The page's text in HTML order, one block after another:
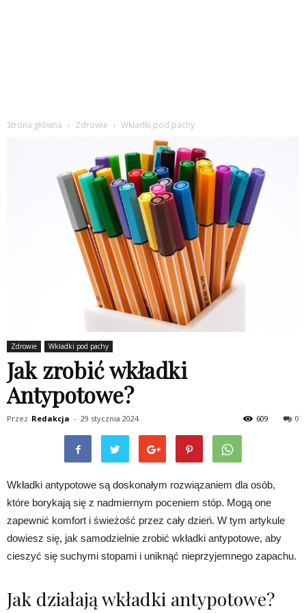
Strona główna Zdrowie Wkładki pod pachy
Zdrowie Wkładki pod pachy
Jak zrobić wkładki
Antypotowe?
Przez Redakcja - 29 stycznia 2024 0
609
Wkładki antypotowe są doskonałym rozwiązaniem dla osób,
które borykają się z nadmiernym poceniem stóp. Mogą one
zapewnić komfort i świeżość przez cały dzień. W tym artykule
dowiesz się, jak samodzielnie zrobić wkładki antypotowe, aby
cieszyć się suchymi stopami i uniknąć nieprzyjemnego zapachu.
Jak działają wkładki antypotowe?